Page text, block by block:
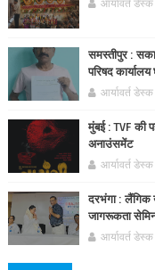
आर्यावर्त डेस्क
समस्तीपुर :
परिषद
आर्यावर्त डेस्क
मुंबई : TVF की
अनाउंसमेंट
आर्यावर्त डेस्क
दरभंगा : लैंगिक
जागरूकता
आर्यावर्त डेस्क